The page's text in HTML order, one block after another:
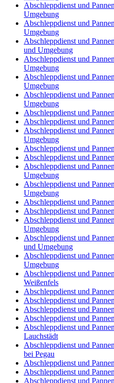
Abschleppdienst und
Umgebung
Abschleppdienst und
Umgebung
Abschleppdienst und
und Umgebung
Abschleppdienst und
Umgebung
Abschleppdienst und
Umgebung
Abschleppdienst und
Umgebung
Abschleppdienst und
Abschleppdienst und
Abschleppdienst und
Umgebung
Abschleppdienst und
Abschleppdienst und
Abschleppdienst und
Umgebung
Abschleppdienst und
Umgebung
Abschleppdienst und
Abschleppdienst und
Abschleppdienst und
Umgebung
Abschleppdienst und
und Umgebung
Abschleppdienst und
Umgebung
Abschleppdienst und
Weißenfels
Abschleppdienst und
Abschleppdienst und
Abschleppdienst und
Abschleppdienst und
Abschleppdienst und
Lauchstädt
Abschleppdienst und
bei Pegau
Abschleppdienst und
Abschleppdienst und
Abschleppdienst und